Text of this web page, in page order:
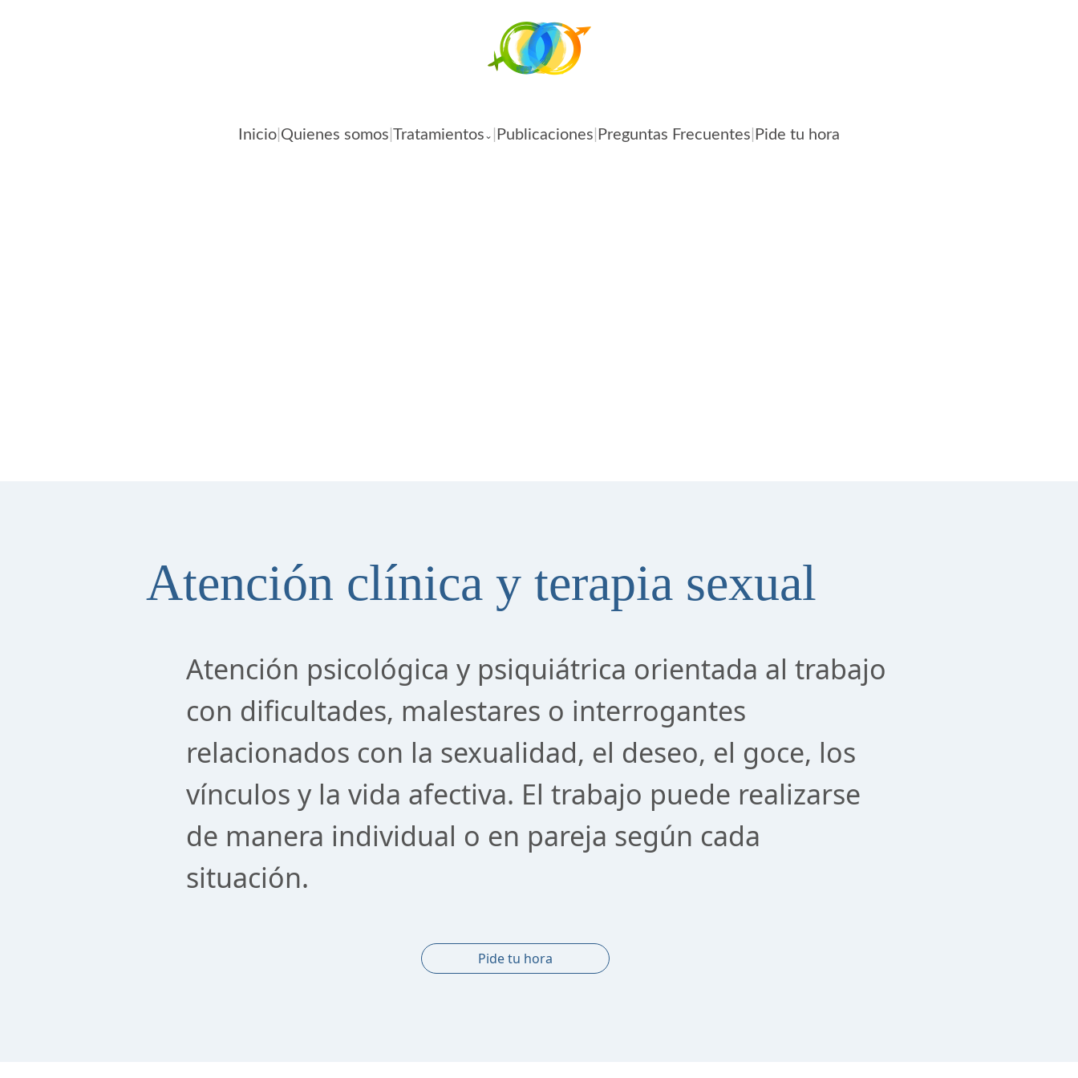
Inicio Quienes somos Tratamientos ⌄ Publicaciones Preguntas Frecuentes Pide tu hora
Atención clínica y terapia sexual
Atención psicológica y psiquiátrica orientada al trabajo
con dificultades, malestares o interrogantes
relacionados con la sexualidad, el deseo, el goce, los
vínculos y la vida afectiva. El trabajo puede realizarse
de manera individual o en pareja según cada
situación.
Pide tu hora